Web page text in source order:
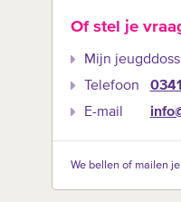
Of stel je
Mijn
Telefoon
E-mail
We bellen of mailen je